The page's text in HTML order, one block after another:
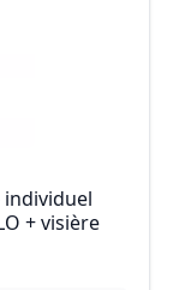
+ visière